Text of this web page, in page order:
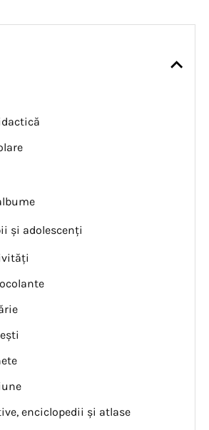
și adolescenți
enciclopedii și atlase